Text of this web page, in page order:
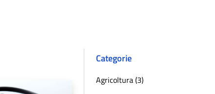
Categorie
Agricoltura (3)